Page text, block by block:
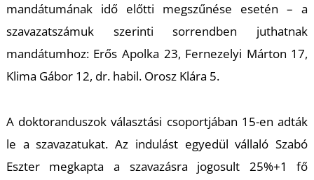
mandátumának idő előtti megszűnése esetén – a
szavazatszámuk szerinti sorrendben juthatnak
mandátumhoz: Erős Apolka 23, Fernezelyi Márton 17,
Klima Gábor 12, dr. habil. Orosz Klára 5.
A doktoranduszok választási csoportjában 15-en adták
le a szavazatukat. Az indulást egyedül vállaló Szabó
Eszter megkapta a szavazásra jogosult 25%+1 fő